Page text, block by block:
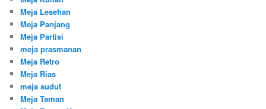
Meja Lesehan
Meja Panjang
Meja Partisi
meja prasmanan
Meja Retro
Meja Rias
meja sudut
Meja Taman